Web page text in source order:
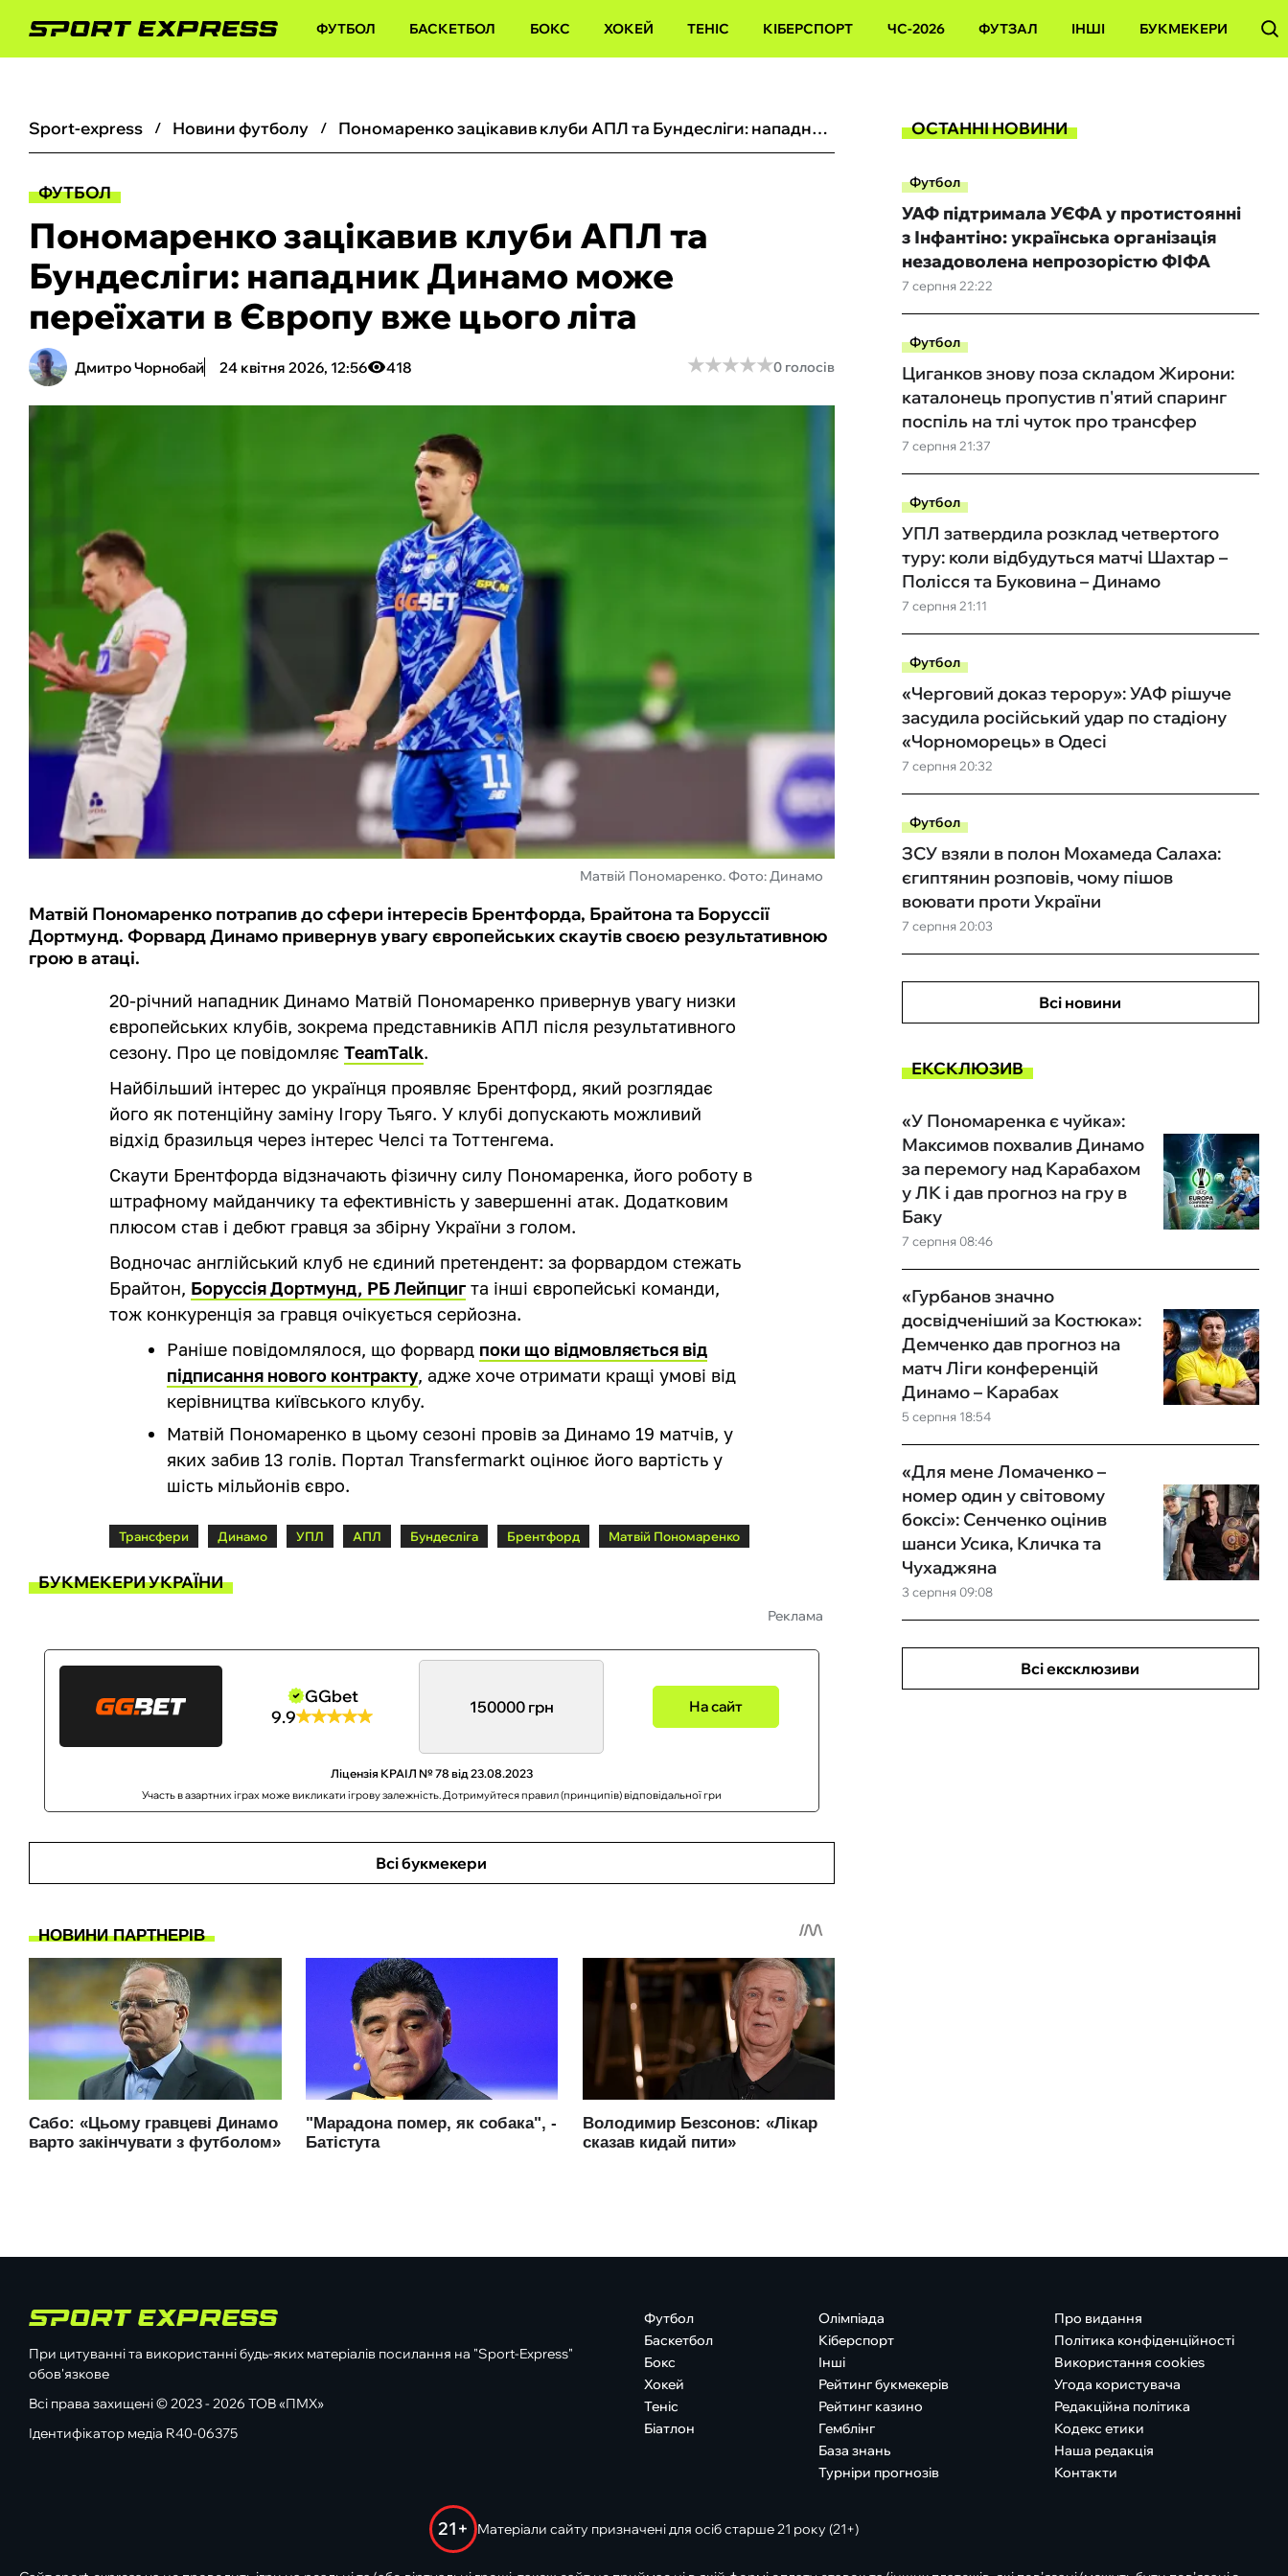
ФУТБОЛ БАСКЕТБОЛ БОКС ХОКЕЙ ТЕНІС КІБЕРСПОРТ ЧС-2026 ФУТЗАЛ ІНШІ БУКМЕКЕРИ
sport-express новини футболу Пономаренко зацікавив клуби АПЛ та Бундесліги: нападник Динамо може переїхати в Європу вже цього літа
ФУТБОЛ
Пономаренко зацікавив клуби АПЛ та
Бундесліги: нападник Динамо може
переїхати в Європу вже цього літа
Дмитро Чорнобай 24 квітня 2026, 12:56 418 ★★★★★
★★★★★0 голосів
Матвій Пономаренко. Фото: Динамо
Матвій Пономаренко потрапив до сфери інтересів Брентфорда, Брайтона та Боруссії
Дортмунд. Форвард Динамо привернув увагу європейських скаутів своєю результативною
грою в атаці.
20-річний нападник Динамо Матвій Пономаренко привернув увагу низки
європейських клубів, зокрема представників АПЛ після результативного
сезону. Про це повідомляєTeamTalk.
Найбільший інтерес до українця проявляє Брентфорд, який розглядає
його як потенційну заміну Ігору Тьяго. У клубі допускають можливий
відхід бразильця через інтерес Челсі та Тоттенгема.
Скаути Брентфорда відзначають фізичну силу Пономаренка, його роботу в
штрафному майданчику та ефективність у завершенні атак. Додатковим
плюсом став і дебют гравця за збірну України з голом.
Водночас англійський клуб не єдиний претендент: за форвардом стежать
Брайтон, Боруссія Дортмунд, РБ Лейпцигта інші європейські команди,
тож конкуренція за гравця очікується серйозна.
Раніше повідомлялося, що форвард поки що відмовляється від
підписання нового контракту, адже хоче отримати кращі умові від
керівництва київського клубу.
Матвій Пономаренко в цьому сезоні провів за Динамо 19 матчів, у
яких забив 13 голів. Портал Transfermarkt оцінює його вартість у
шість мільйонів євро.
Трансфери Динамо УПЛ АПЛ Бундесліга Брентфорд Матвій Пономаренко
БУКМЕКЕРИ УКРАЇНИ
Реклама
GGbet
9.9
150000 грн На сайт
Ліцензія КРАІЛ № 78 від 23.08.2023
Участь в азартних іграх може викликати ігрову залежність. Дотримуйтеся правил (принципів) відповідальної гри
Всі букмекери
ОСТАННІ НОВИНИ
Футбол
7 серпня 22:22
УАФ підтримала УЄФА у протистоянні
з Інфантіно: українська організація
незадоволена непрозорістю ФІФА
Футбол
7 серпня 21:37
Циганков знову поза складом Жирони:
каталонець пропустив п'ятий спаринг
поспіль на тлі чуток про трансфер
Футбол
7 серпня 21:11
УПЛ затвердила розклад четвертого
туру: коли відбудуться матчі Шахтар –
Полісся та Буковина – Динамо
Футбол
7 серпня 20:32
«Черговий доказ терору»: УАФ рішуче
засудила російський удар по стадіону
«Чорноморець» в Одесі
Футбол
7 серпня 20:03
ЗСУ взяли в полон Мохамеда Салаха:
єгиптянин розповів, чому пішов
воювати проти України
Всі новини
ЕКСКЛЮЗИВ
7 серпня 08:46
«У Пономаренка є чуйка»:
Максимов похвалив Динамо
за перемогу над Карабахом
у ЛК і дав прогноз на гру в
Баку
5 серпня 18:54
«Гурбанов значно
досвідченіший за Костюка»:
Демченко дав прогноз на
матч Ліги конференцій
Динамо – Карабах
3 серпня 09:08
«Для мене Ломаченко –
номер один у світовому
боксі»: Сенченко оцінив
шанси Усика, Кличка та
Чухаджяна
Всі ексклюзиви
При цитуванні та використанні будь-яких матеріалів посилання на "Sport-Express"
обов'язкове
Всі права захищені © 2023 - 2026 ТОВ «ПМХ»
Ідентифікатор медіа R40-06375
Футбол
Баскетбол
Бокс
Хокей
Теніс
Біатлон
Олімпіада
Кіберспорт
Інші
Рейтинг букмекерів
Рейтинг казино
Гемблінг
База знань
Турніри прогнозів
Про видання
Політика конфіденційності
Використання cookies
Угода користувача
Редакційна політика
Кодекс етики
Наша редакція
Контакти
21+ Матеріали сайту призначені для осіб старше 21 року (21+)